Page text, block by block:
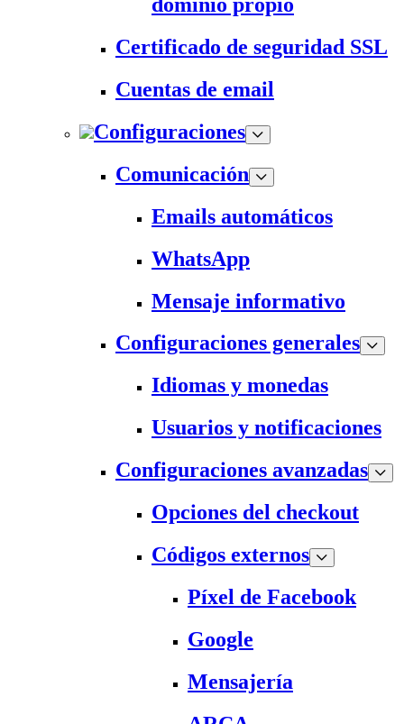
Certificado de seguridad SSL
Cuentas de email
Configuraciones
Comunicación
Emails automáticos
WhatsApp
Mensaje informativo
Configuraciones generales
Idiomas y monedas
Usuarios y notificaciones
Configuraciones avanzadas
Opciones del checkout
Códigos externos
Píxel de Facebook
Google
Mensajería